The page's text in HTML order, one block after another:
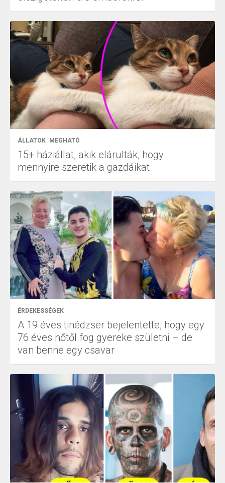
ÁLLATOK MEGHATÓ
15+ háziállat, akik elárulták, hogy
mennyire szeretik a gazdáikat
ÉRDEKESSÉGEK
A 19 éves tinédzser bejelentette, hogy egy
76 éves nőtől fog gyereke születni – de
van benne egy csavar